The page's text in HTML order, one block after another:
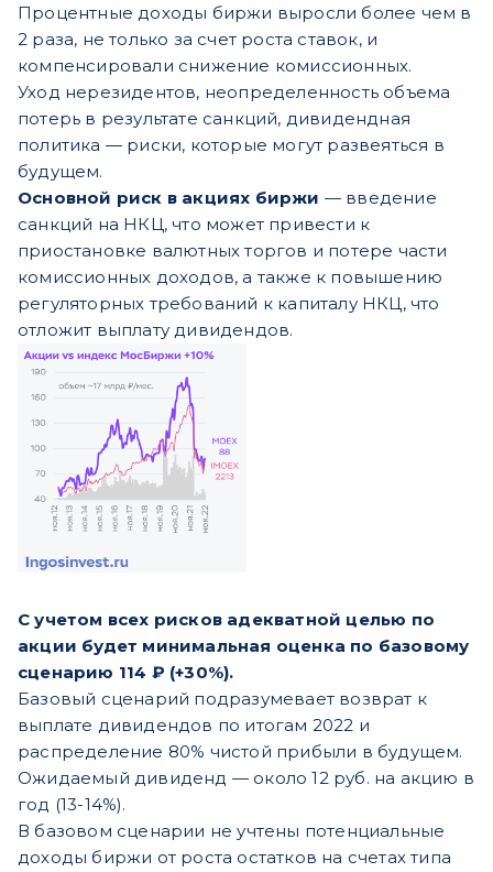
Процентные доходы биржи выросли более чем в
2 раза, не только за счет роста ставок, и
компенсировали снижение комиссионных.
Уход нерезидентов, неопределенность объема
потерь в результате санкций, дивидендная
политика — риски, которые могут развеяться в
будущем.
Основной риск в акциях биржи — введение
санкций на НКЦ, что может привести к
приостановке валютных торгов и потере части
комиссионных доходов, а также к повышению
регуляторных требований к капиталу НКЦ, что
отложит выплату дивидендов.
С учетом всех рисков адекватной целью по
акции будет минимальная оценка по базовому
сценарию 114 ₽ (+30%).
Базовый сценарий подразумевает возврат к
выплате дивидендов по итогам 2022 и
распределение 80% чистой прибыли в будущем.
Ожидаемый дивиденд — около 12 руб. на акцию в
год (13-14%).
В базовом сценарии не учтены потенциальные
доходы биржи от роста остатков на счетах типа